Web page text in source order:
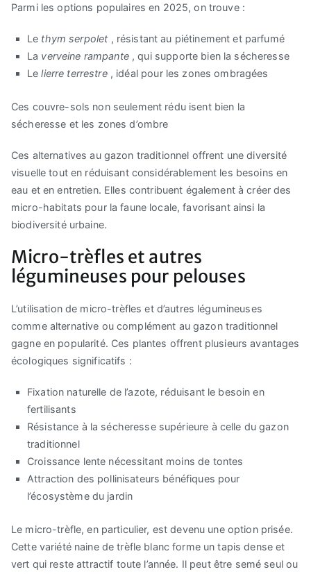
Parmi les options populaires en 2025, on trouve :
Le thym serpolet , résistant au piétinement et parfumé
La verveine rampante , qui supporte bien la sécheresse
Lelierre terrestre , idéal pour les zones ombragées
Ces couvre-sols non seulement rédu isent bien la
sécheresse et les zones d’ombre
Ces alternatives au gazon traditionnel offrent une diversité
visuelle tout en réduisant considérablement les besoins en
eau et en entretien. Elles contribuent également à créer des
micro-habitats pour la faune locale, favorisant ainsi la
biodiversité urbaine.
Micro-trèfles et autres
légumineuses pour pelouses
L’utilisation de micro-trèfles et d’autres légumineuses
comme alternative ou complément au gazon traditionnel
gagne en popularité. Ces plantes offrent plusieurs avantages
écologiques significatifs :
Fixation naturelle de l’azote, réduisant le besoin en
fertilisants
Résistance à la sécheresse supérieure à celle du gazon
traditionnel
Croissance lente nécessitant moins de tontes
Attraction des pollinisateurs bénéfiques pour
l’écosystème du jardin
Le micro-trèfle, en particulier, est devenu une option prisée.
Cette variété naine de trèfle blanc forme un tapis dense et
vert qui reste attractif toute l’année. Il peut être semé seul ou